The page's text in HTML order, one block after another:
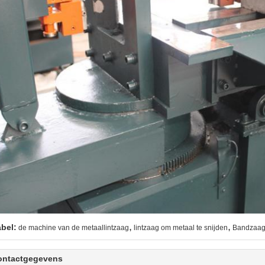
de machine van de metaallintzaag, lintzaag om metaal te snijden,